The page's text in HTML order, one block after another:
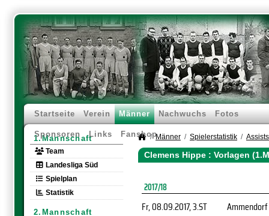
Startseite Verein Männer Nachwuchs Fotos
Sponsoren Links Fanshop
1.Mannschaft
Team
Landesliga Süd
Spielplan
Statistik
2.Mannschaft
Männer Spielerstatistik Assists
Clemens Hippe : Vorlagen
2017/18
Fr, 08.09.2017, 3.ST
Ammendorf